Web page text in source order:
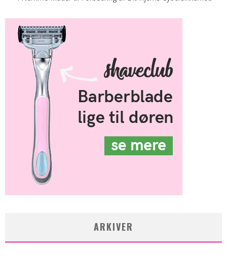
ARKIVER